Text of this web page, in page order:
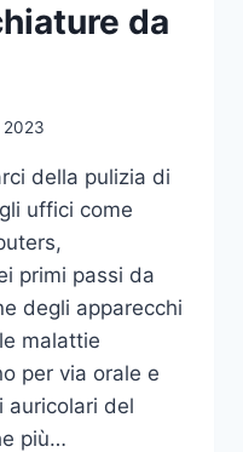
da
2023
della pulizia di
uffici come
primi passi da
degli apparecchi
malattie
per via orale e
auricolari del
più…